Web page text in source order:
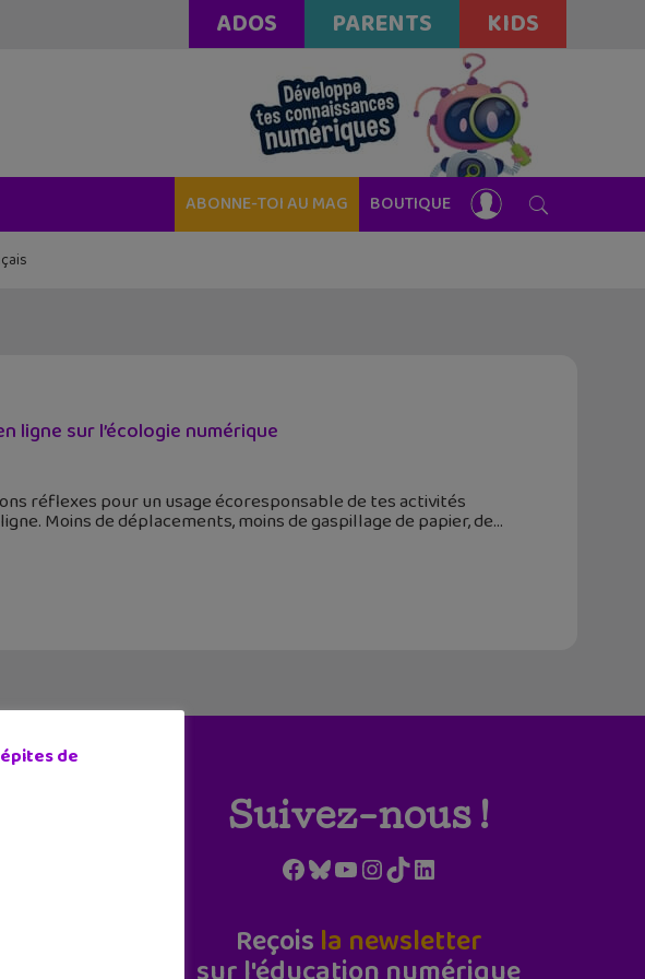
ADOS PARENTS KIDS
ABONNE-TOI AU MAG BOUTIQUE
ligne sur l’écologie numérique
réflexes pour un usage écoresponsable de tes activités
Moins de déplacements, moins de gaspillage de papier, de
Suivez-nous !
Facebook
Bluesky
YouTube
Instagram
TikTokLinkedIn
Reçois la newsletter
de